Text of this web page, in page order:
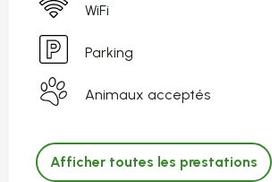
WiFi
Parking
Animaux acceptés
Afficher toutes les prestations